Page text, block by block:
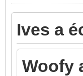
Ives a
Woofy